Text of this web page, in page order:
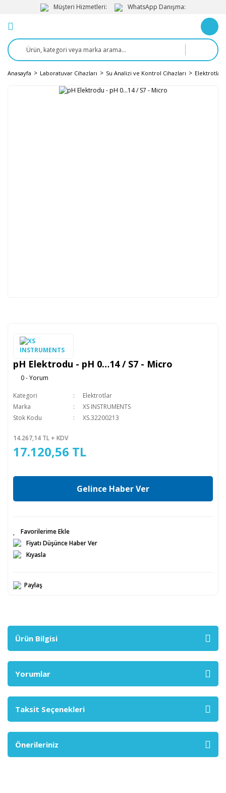
Müşteri Hizmetleri: WhatsApp Danışma:
Anasayfa Laboratuvar Cihazları Su Analizi ve Kontrol Cihazları Elektrotlar
pH Elektrodu - pH 0…14 / S7 - Micro
0 - Yorum
Kategori
Elektrotlar
Marka
XS INSTRUMENTS
Stok Kodu
XS.32200213
14.267,14 TL + KDV
17.120,56 TL
Gelince Haber Ver
Fiyatı Düşünce Haber Ver
Kıyasla
Paylaş
Ürün Bilgisi
Yorumlar
Taksit Seçenekleri
Önerileriniz